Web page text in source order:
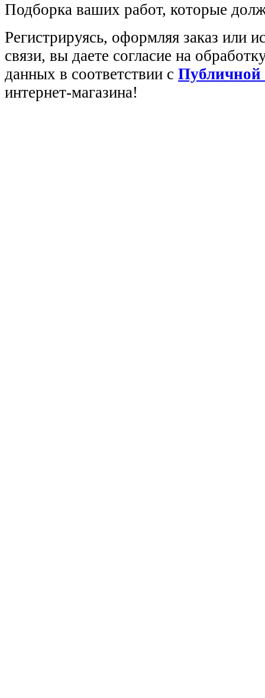
Подборка ваших работ, которые
Регистрируясь, оформляя заказ или
связи, вы даете согласие на
данных в соответствии с Публичной
интернет-магазина!